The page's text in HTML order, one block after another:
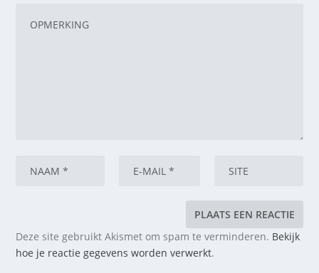
Deze site gebruikt Akismet om spam te verminderen. Bekijk
hoe je reactie gegevens worden verwerkt.